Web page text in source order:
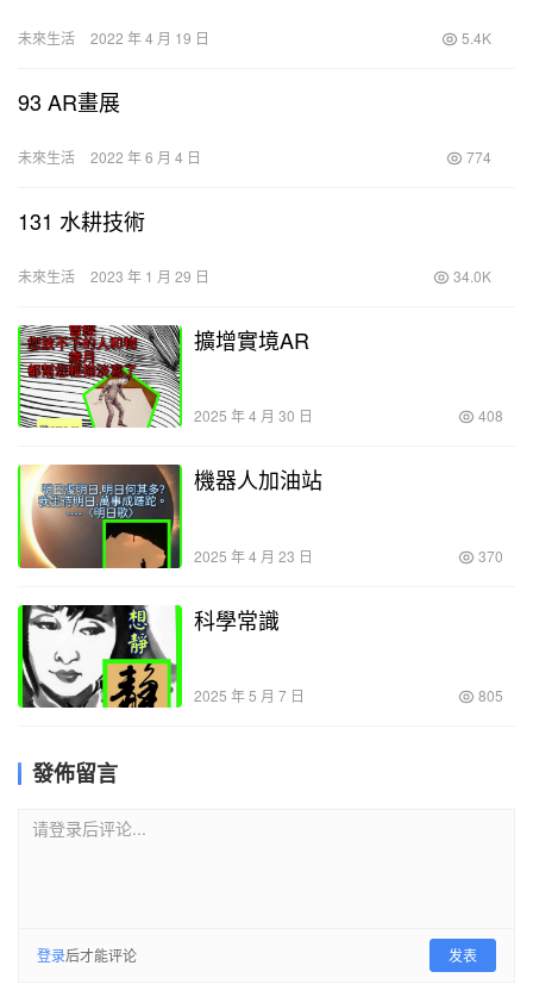
未來生活 2022 年 4 月 19 日 5.4K
93 AR畫展
未來生活 2022 年 6 月 4 日 774
131 水耕技術
未來生活 2023 年 1 月 29 日 34.0K
擴增實境AR
2025 年 4 月 30 日 408
機器人加油站
2025 年 4 月 23 日 370
科學常識
2025 年 5 月 7 日 805
發佈留言
请登录后评论...
登录后才能评论 发表